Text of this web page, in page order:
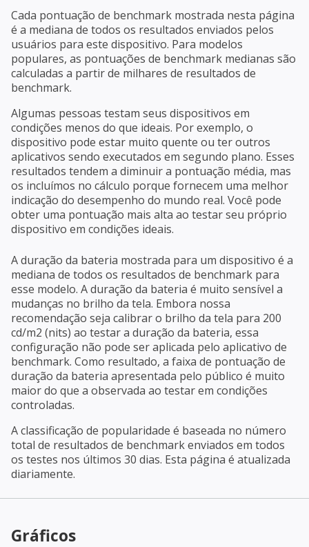
Cada pontuação de benchmark mostrada nesta página
é a mediana de todos os resultados enviados pelos
usuários para este dispositivo. Para modelos
populares, as pontuações de benchmark medianas são
calculadas a partir de milhares de resultados de
benchmark.
Algumas pessoas testam seus dispositivos em
condições menos do que ideais. Por exemplo, o
dispositivo pode estar muito quente ou ter outros
aplicativos sendo executados em segundo plano. Esses
resultados tendem a diminuir a pontuação média, mas
os incluímos no cálculo porque fornecem uma melhor
indicação do desempenho do mundo real. Você pode
obter uma pontuação mais alta ao testar seu próprio
dispositivo em condições ideais.
A duração da bateria mostrada para um dispositivo é a
mediana de todos os resultados de benchmark para
esse modelo. A duração da bateria é muito sensível a
mudanças no brilho da tela. Embora nossa
recomendação seja calibrar o brilho da tela para 200
cd/m2 (nits) ao testar a duração da bateria, essa
configuração não pode ser aplicada pelo aplicativo de
benchmark. Como resultado, a faixa de pontuação de
duração da bateria apresentada pelo público é muito
maior do que a observada ao testar em condições
controladas.
A classificação de popularidade é baseada no número
total de resultados de benchmark enviados em todos
os testes nos últimos 30 dias. Esta página é atualizada
diariamente.
Gráficos